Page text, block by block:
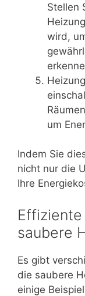
Stellen
wird,
um
Indem Sie
nicht nur die
Ihre
saubere
Es gibt
die saubere
einige